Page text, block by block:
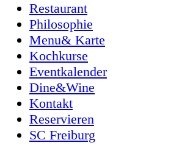
Restaurant
Philosophie
Menu& Karte
Kochkurse
Eventkalender
Dine&Wine
Kontakt
Reservieren
SC Freiburg